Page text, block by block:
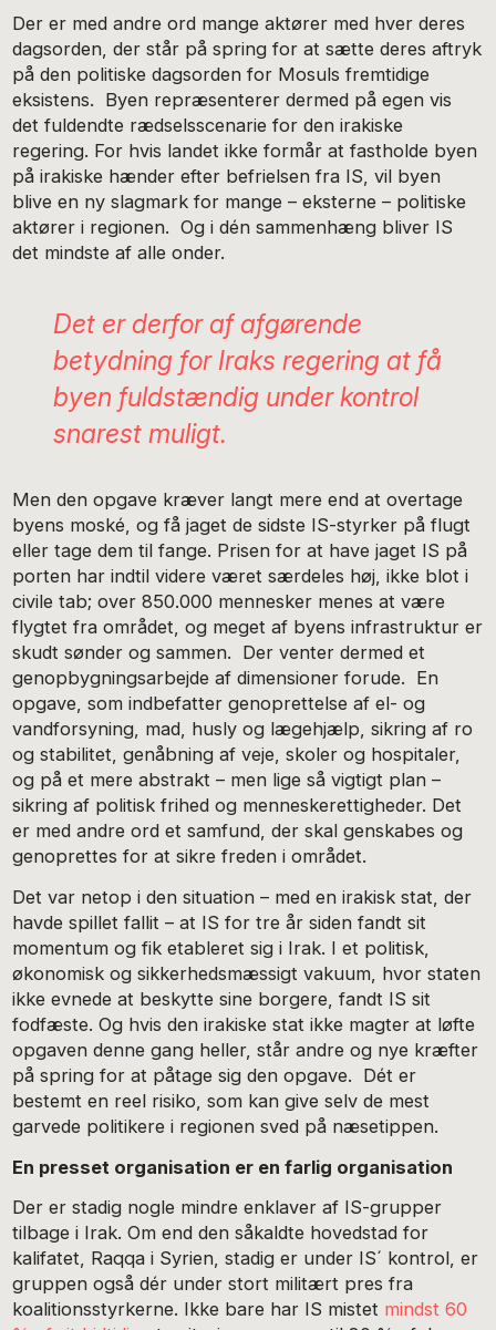
Der er med andre ord mange aktører med hver deres
dagsorden, der står på spring for at sætte deres aftryk
på den politiske dagsorden for Mosuls fremtidige
eksistens. Byen repræsenterer dermed på egen vis
det fuldendte rædselsscenarie for den irakiske
regering. For hvis landet ikke formår at fastholde byen
på irakiske hænder efter befrielsen fra IS, vil byen
blive en ny slagmark for mange – eksterne – politiske
aktører i regionen. Og i dén sammenhæng bliver IS
det mindste af alle onder.
Det er derfor af afgørende
betydning for Iraks regering at få
byen fuldstændig under kontrol
snarest muligt.
Men den opgave kræver langt mere end at overtage
byens moské, og få jaget de sidste IS-styrker på flugt
eller tage dem til fange. Prisen for at have jaget IS på
porten har indtil videre været særdeles høj, ikke blot i
civile tab; over 850.000 mennesker menes at være
flygtet fra området, og meget af byens infrastruktur er
skudt sønder og sammen. Der venter dermed et
genopbygningsarbejde af dimensioner forude. En
opgave, som indbefatter genoprettelse af el- og
vandforsyning, mad, husly og lægehjælp, sikring af ro
og stabilitet, genåbning af veje, skoler og hospitaler,
og på et mere abstrakt – men lige så vigtigt plan –
sikring af politisk frihed og menneskerettigheder. Det
er med andre ord et samfund, der skal genskabes og
genoprettes for at sikre freden i området.
Det var netop i den situation – med en irakisk stat, der
havde spillet fallit – at IS for tre år siden fandt sit
momentum og fik etableret sig i Irak. I et politisk,
økonomisk og sikkerhedsmæssigt vakuum, hvor staten
ikke evnede at beskytte sine borgere, fandt IS sit
fodfæste. Og hvis den irakiske stat ikke magter at løfte
opgaven denne gang heller, står andre og nye kræfter
på spring for at påtage sig den opgave. Dét er
bestemt en reel risiko, som kan give selv de mest
garvede politikere i regionen sved på næsetippen.
En presset organisation er en farlig organisation
Der er stadig nogle mindre enklaver af IS-grupper
tilbage i Irak. Om end den såkaldte hovedstad for
kalifatet, Raqqa i Syrien, stadig er under IS´ kontrol, er
gruppen også dér under stort militært pres fra
koalitionsstyrkerne. Ikke bare har IS mistet mindst 60